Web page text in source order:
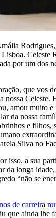
Celeste
por um dos
que vos
nossa Celeste.
amou muito e
da nossa
e filhos,
Silva no
isso, a sua
da longa
“não se
de carreira
que ainda lhe